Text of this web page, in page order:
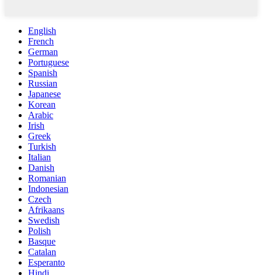
English
French
German
Portuguese
Spanish
Russian
Japanese
Korean
Arabic
Irish
Greek
Turkish
Italian
Danish
Romanian
Indonesian
Czech
Afrikaans
Swedish
Polish
Basque
Catalan
Esperanto
Hindi